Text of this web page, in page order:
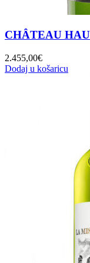
CHÂTEAU
2.455,00€
Dodaj u košaricu